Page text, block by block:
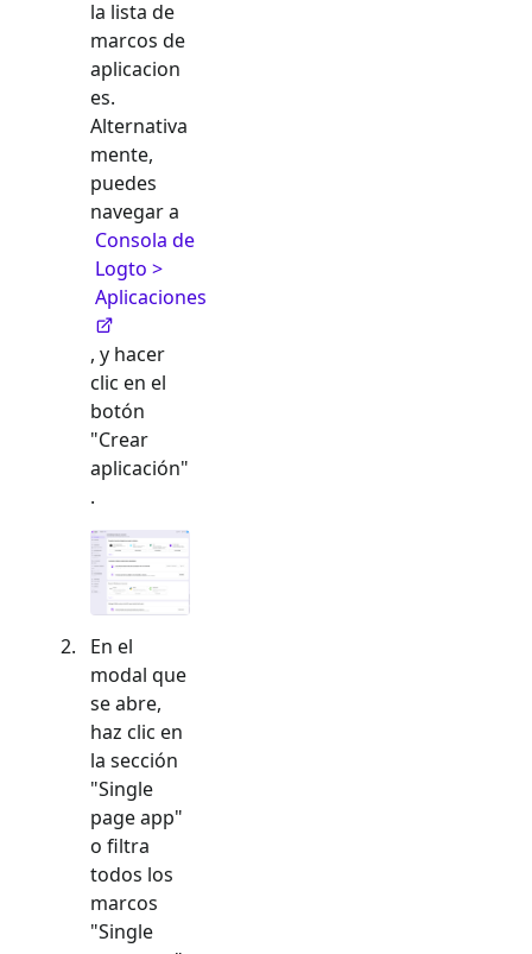
la lista de
marcos de
aplicacion
es.
Alternativa
mente,
puedes
navegar a
Consola de
Logto >
Aplicaciones
, y hacer
clic en el
botón
"Crear
aplicación"
.
En el
modal que
se abre,
haz clic en
la sección
"Single
page app"
o filtra
todos los
marcos
"Single